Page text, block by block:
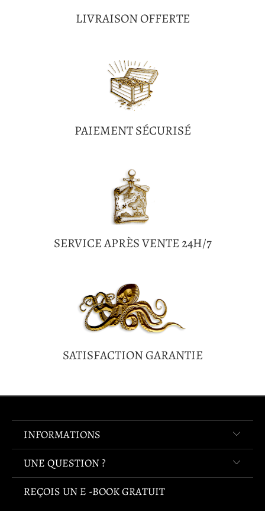
LIVRAISON OFFERTE
PAIEMENT SÉCURISÉ
SERVICE APRÈS VENTE 24H/7
SATISFACTION GARANTIE
INFORMATIONS
UNE QUESTION ?
REÇOIS UN E -BOOK GRATUIT